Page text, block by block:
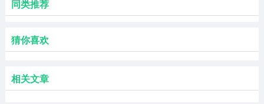
同类推荐
猜你喜欢
相关文章